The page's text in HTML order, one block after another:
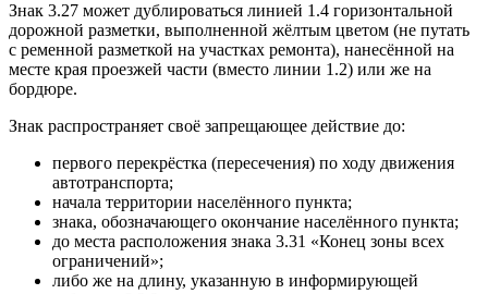
Знак 3.27 может дублироваться линией 1.4 горизонтальной
дорожной разметки, выполненной жёлтым цветом (не путать
с ременной разметкой на участках ремонта), нанесённой на
месте края проезжей части (вместо линии 1.2) или же на
бордюре.
Знак распространяет своё запрещающее действие до:
первого перекрёстка (пересечения) по ходу движения
автотранспорта;
начала территории населённого пункта;
знака, обозначающего окончание населённого пункта;
до места расположения знака 3.31 «Конец зоны всех
ограничений»;
либо же на длину, указанную в информирующей